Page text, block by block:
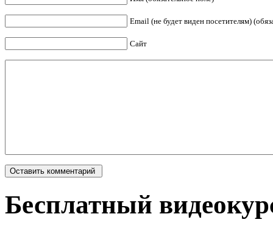
Email (не будет виден посетителям)
Сайт
Бесплатный